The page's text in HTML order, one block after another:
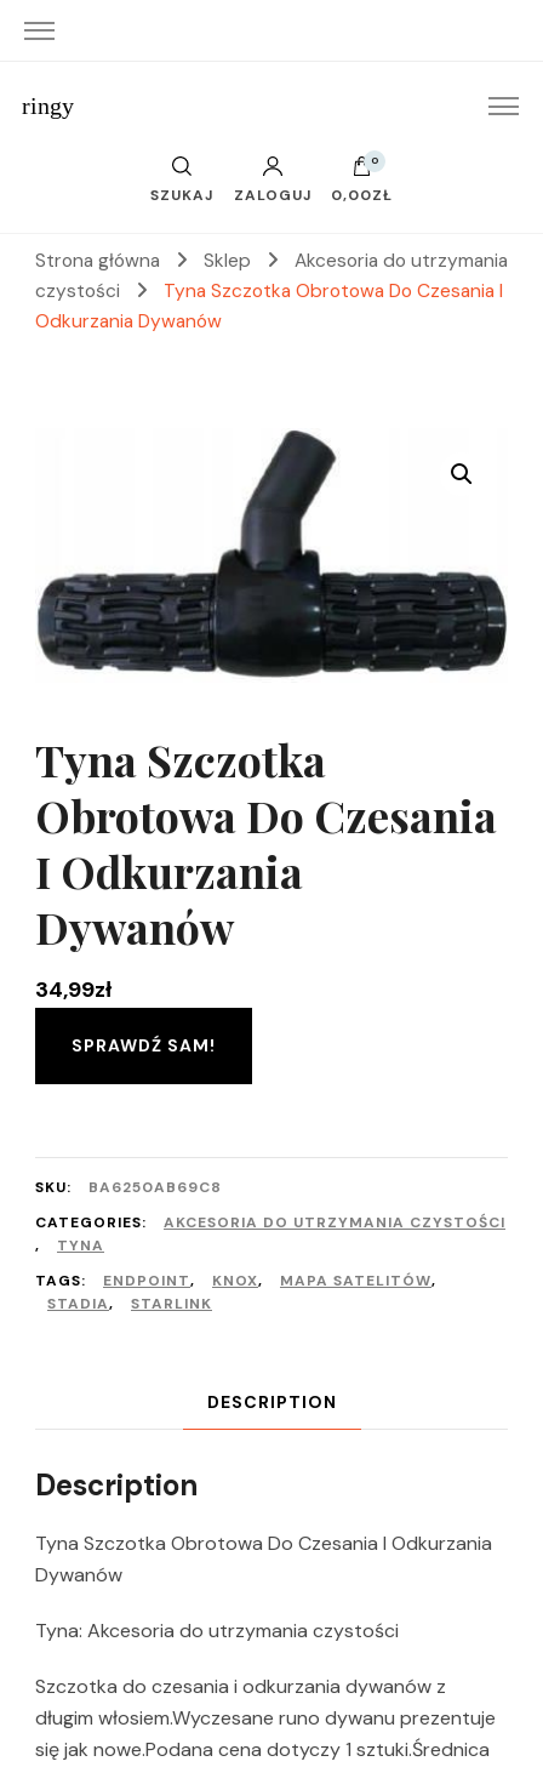
ringy
SZUKAJ ZALOGUJ
0
0,00ZŁ
Strona główna Sklep
Akcesoria do utrzymania
czystości
Tyna Szczotka Obrotowa Do Czesania I
Odkurzania Dywanów
Tyna Szczotka
Obrotowa Do Czesania
I Odkurzania
Dywanów
34,99zł
SPRAWDŹ SAM!
SKU:
BA6250AB69C8
CATEGORIES:
AKCESORIA DO UTRZYMANIA CZYSTOŚCI
,
TYNA
TAGS:
ENDPOINT, KNOX, MAPA SATELITÓW,
STADIA, STARLINK
DESCRIPTION
Description
Tyna Szczotka Obrotowa Do Czesania I Odkurzania
Dywanów
Tyna: Akcesoria do utrzymania czystości
Szczotka do czesania i odkurzania dywanów z
długim włosiem.Wyczesane runo dywanu prezentuje
się jak nowe.Podana cena dotyczy 1 sztuki.Średnica